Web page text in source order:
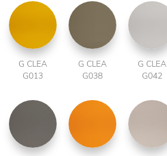
G CLEA
G013
G CLEA
G038
G CLEA
G042